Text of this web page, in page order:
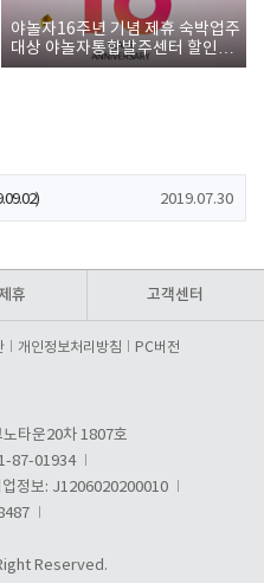
야놀자16주년 기념 제휴 숙박업주
대상 야놀자통합발주센터 할인쿠
폰 증정
2019.07.30
휴 고객센터
개인정보처리방침 PC버전
타운20차 1807호
87-01934
업정보: J1206020200010
Reserved.